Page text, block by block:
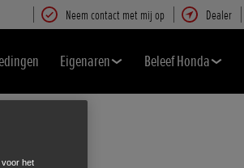
Neem contact met mij op Dealer
Eigenaren Beleef Honda
voor het